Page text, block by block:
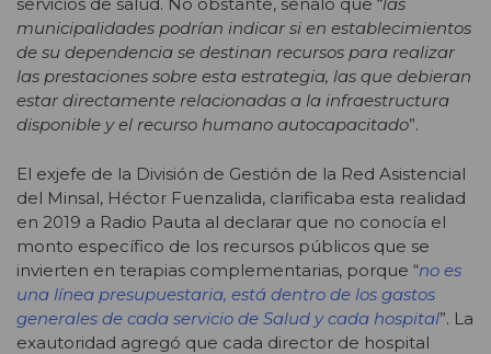
municipalidades podrían indicar si en establecimientos
de su dependencia se destinan recursos para realizar
las prestaciones sobre esta estrategia, las que debieran
estar directamente relacionadas a la infraestructura
disponible y el recurso humano autocapacitado”.
El exjefe de la División de Gestión de la Red Asistencial
del Minsal, Héctor Fuenzalida, clarificaba esta realidad
en 2019 a Radio Pauta al declarar que no conocía el
monto específico de los recursos públicos que se
invierten en terapias complementarias, porque “no es
una línea presupuestaria, está dentro de los gastos
generales de cada servicio de Salud y cada hospital”. La
exautoridad agregó que cada director de hospital